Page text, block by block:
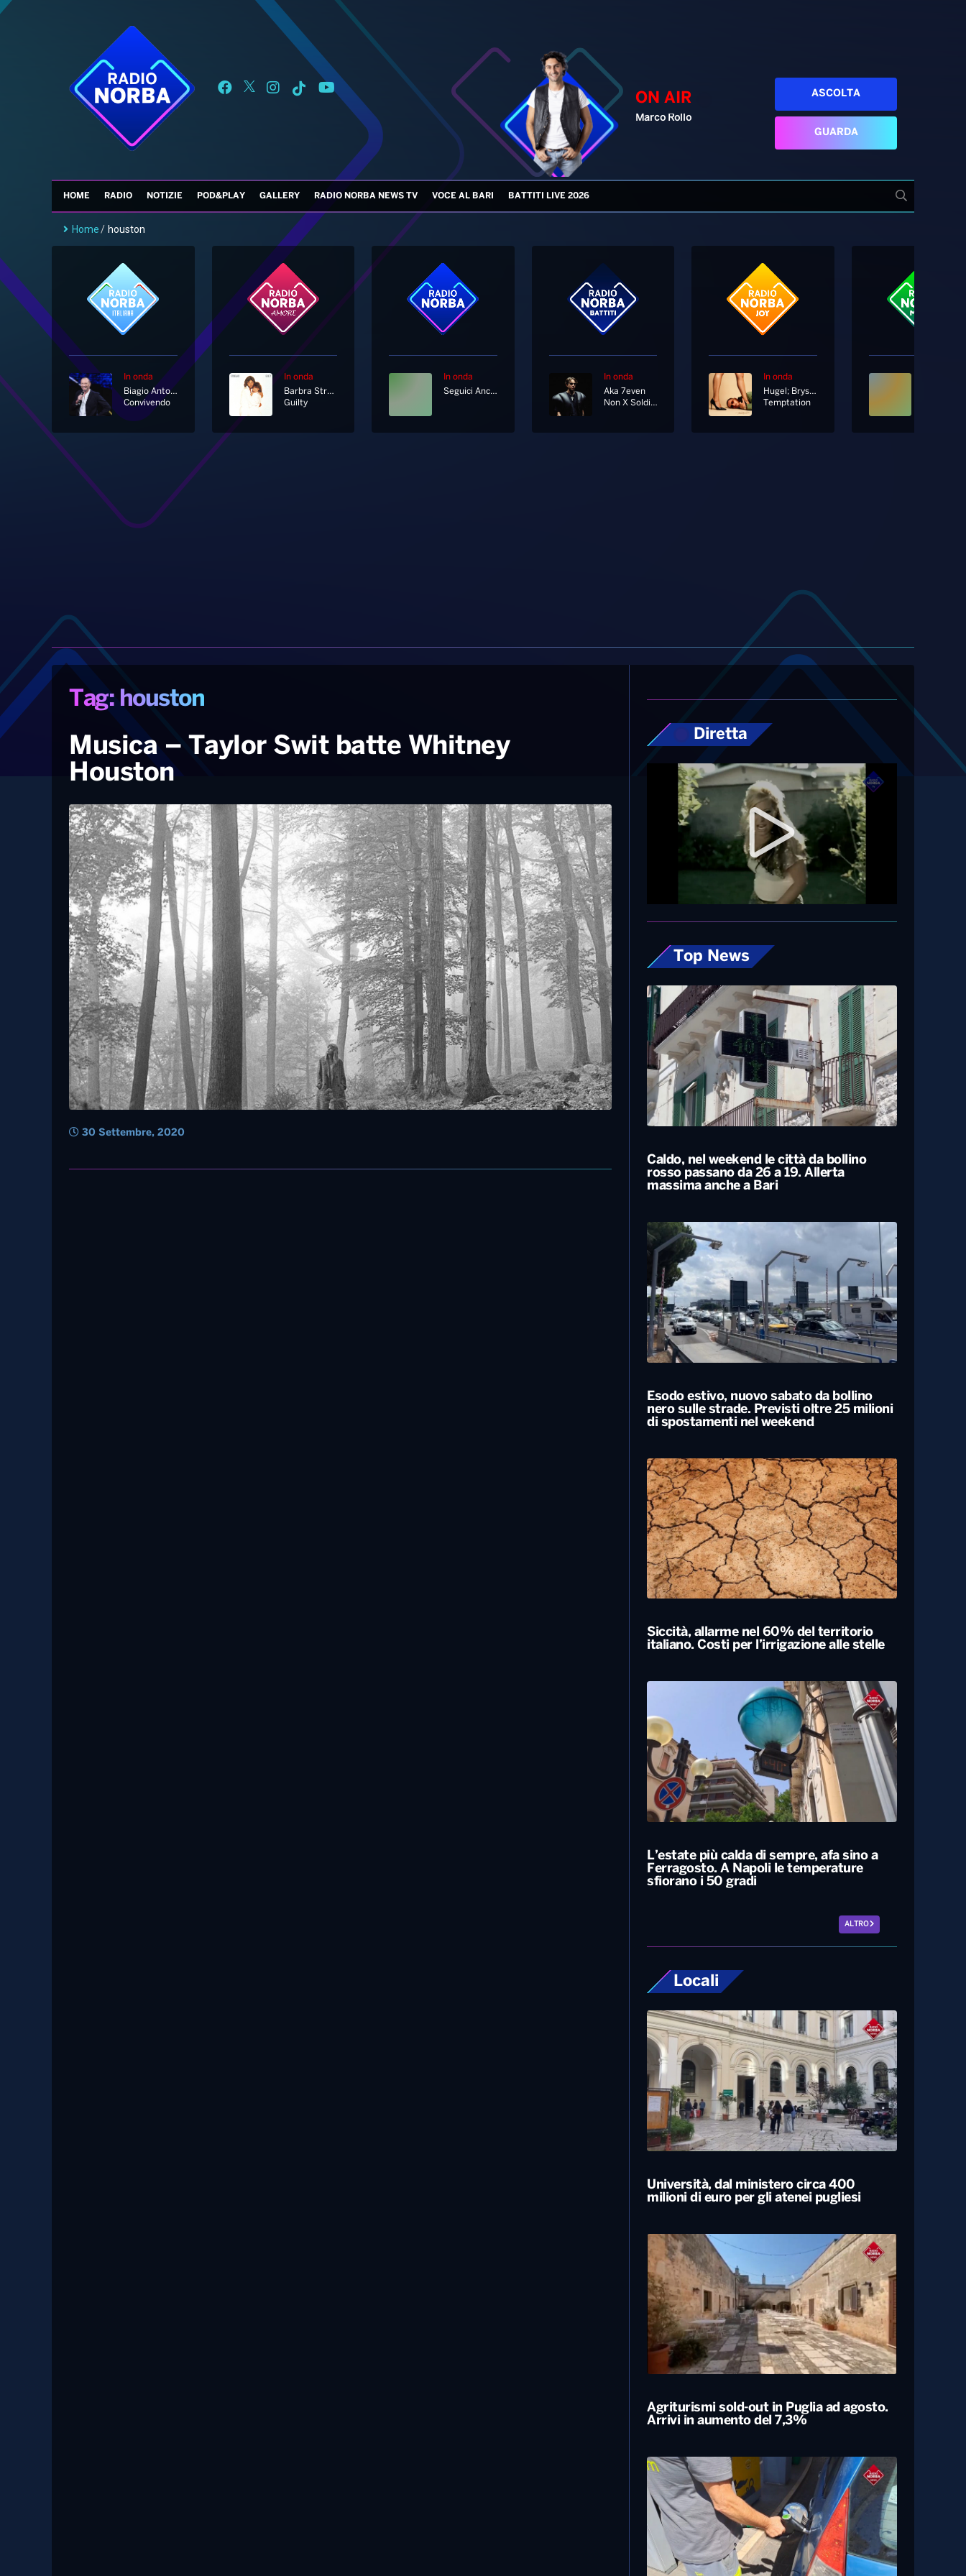
ON AIR
Marco Rollo
ASCOLTA
GUARDA
HOME RADIO NOTIZIE POD&PLAY GALLERY RADIO NORBA NEWS TV VOCE AL BARI BATTITI LIVE 2026
Home/ houston
In onda
Biagio Antonacci
Convivendo
In onda
Barbra Streisand
Guilty
In onda
Seguici Anche In Diretta Tv Al Canale 11 E 730 Di Sky
In onda
Aka 7even
Non X Soldi [Clean]
In onda
Hugel; Bryson Tiller
Temptation
Tag: houston
Musica – Taylor Swit batte Whitney
Houston
30 Settembre, 2020
Diretta
Top News
Caldo, nel weekend le città da bollino
rosso passano da 26 a 19. Allerta
massima anche a Bari
Esodo estivo, nuovo sabato da bollino
nero sulle strade. Previsti oltre 25 milioni
di spostamenti nel weekend
Siccità, allarme nel 60% del territorio
italiano. Costi per l’irrigazione alle stelle
L’estate più calda di sempre, afa sino a
Ferragosto. A Napoli le temperature
sfiorano i 50 gradi
ALTRO
Locali
Università, dal ministero circa 400
milioni di euro per gli atenei pugliesi
Agriturismi sold-out in Puglia ad agosto.
Arrivi in aumento del 7,3%